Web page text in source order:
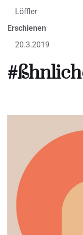
Löffler
Erschienen
20.3.2019